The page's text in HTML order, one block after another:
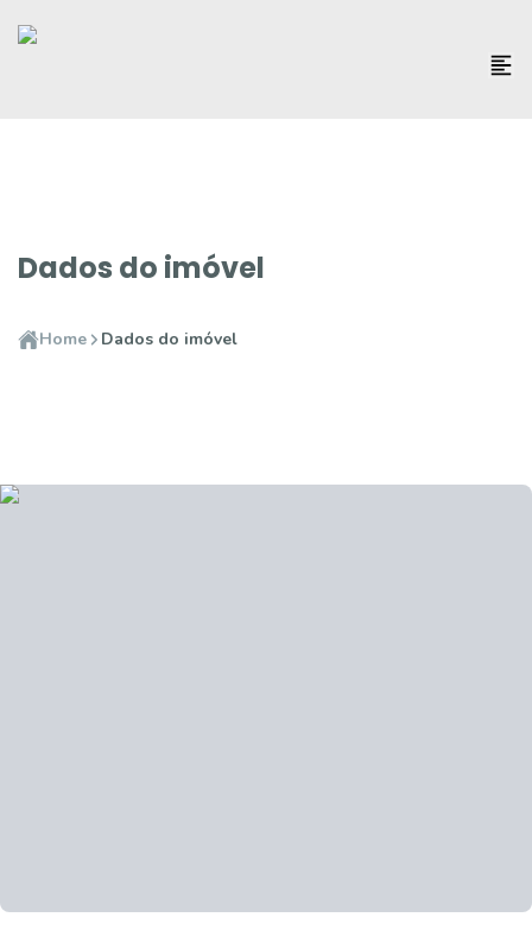
Dados do imóvel
Home Dados do imóvel